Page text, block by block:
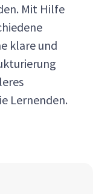
Mit Hilfe
klare und
Lernenden.